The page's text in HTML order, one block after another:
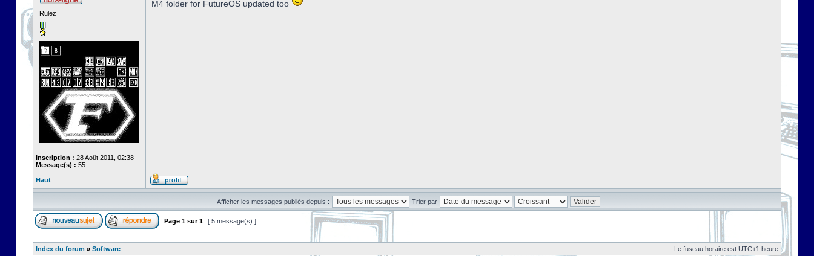
Rulez
Inscription : 28 Août 2011, 02:38
Message(s) : 55
M4 folder for FutureOS updated too
Haut
Afficher les messages publiés depuis : Trier par
Page 1 sur1 [ 5 message(s) ]
Index du forum » Software Le fuseau horaire est UTC+1 heure